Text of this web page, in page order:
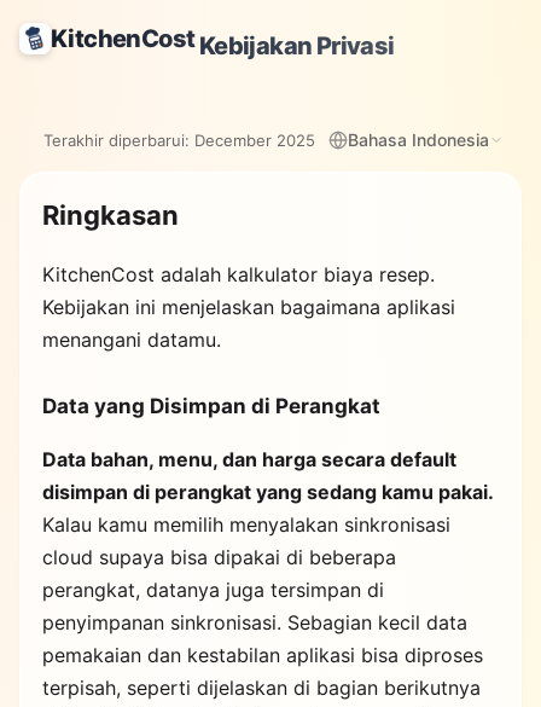
KitchenCostKebijakan Privasi
Terakhir diperbarui: December 2025 Bahasa Indonesia
Ringkasan
KitchenCost adalah kalkulator biaya resep.
Kebijakan ini menjelaskan bagaimana aplikasi
menangani datamu.
Data yang Disimpan di Perangkat
Data bahan, menu, dan harga secara default
disimpan di perangkat yang sedang kamu pakai.
Kalau kamu memilih menyalakan sinkronisasi
cloud supaya bisa dipakai di beberapa
perangkat, datanya juga tersimpan di
penyimpanan sinkronisasi. Sebagian kecil data
pemakaian dan kestabilan aplikasi bisa diproses
terpisah, seperti dijelaskan di bagian berikutnya